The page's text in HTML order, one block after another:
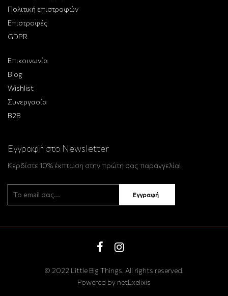
Πολιτική επιστροφών
Επιστροφές
GDPR
Επικοινωνία
Blog
Wishlist
Συνεργασία
B2B
Εγγραφή στο Newsletter
Κερδίστε 10% έκπτωση στην πρώτη σας παραγγελία!
Εγγραφή
© 2022 Little Big Things. Αll rights reserved.
Powered by netExelixis